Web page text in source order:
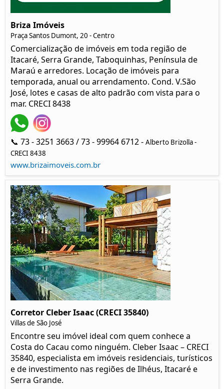
Briza Imóveis
Praça Santos Dumont, 20 - Centro
Comercialização de imóveis em toda região de
Itacaré, Serra Grande, Taboquinhas, Península de
Maraú e arredores. Locação de imóveis para
temporada, anual ou arrendamento. Cond. V.São
José, lotes e casas de alto padrão com vista para o
mar. CRECI 8438
📞 73 - 3251 3663 / 73 - 99964 6712 - Alberto Brizolla -
CRECI 8438
www.brizaimoveis.com.br
Corretor Cleber Isaac (CRECI 35840)
Villas de São José
Encontre seu imóvel ideal com quem conhece a
Costa do Cacau como ninguém. Cleber Isaac – CRECI
35840, especialista em imóveis residenciais, turísticos
e de investimento nas regiões de Ilhéus, Itacaré e
Serra Grande.